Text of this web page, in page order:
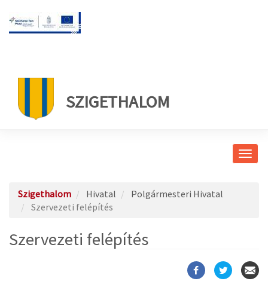
SZIGETHALOM
Szigethalom Hivatal
Polgármesteri Hivatal
Szervezeti felépítés
Szervezeti felépítés